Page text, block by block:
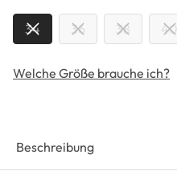
34 36 38 40
Welche Größe brauche ich?
Beschreibung